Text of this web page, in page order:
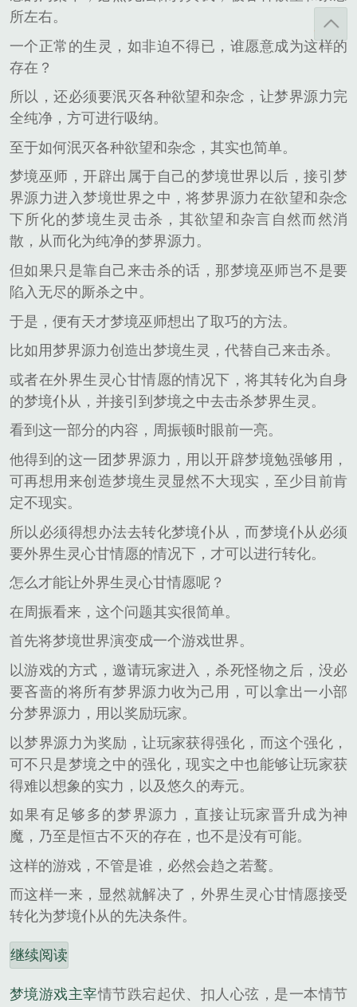
所左右。
一个正常的生灵，如非迫不得已，谁愿意成为这样的
存在？
所以，还必须要泯灭各种欲望和杂念，让梦界源力完
全纯净，方可进行吸纳。
至于如何泯灭各种欲望和杂念，其实也简单。
梦境巫师，开辟出属于自己的梦境世界以后，接引梦
界源力进入梦境世界之中，将梦界源力在欲望和杂念
下所化的梦境生灵击杀，其欲望和杂言自然而然消
散，从而化为纯净的梦界源力。
但如果只是靠自己来击杀的话，那梦境巫师岂不是要
陷入无尽的厮杀之中。
于是，便有天才梦境巫师想出了取巧的方法。
比如用梦界源力创造出梦境生灵，代替自己来击杀。
或者在外界生灵心甘情愿的情况下，将其转化为自身
的梦境仆从，并接引到梦境之中去击杀梦界生灵。
看到这一部分的内容，周振顿时眼前一亮。
他得到的这一团梦界源力，用以开辟梦境勉强够用，
可再想用来创造梦境生灵显然不大现实，至少目前肯
定不现实。
所以必须得想办法去转化梦境仆从，而梦境仆从必须
要外界生灵心甘情愿的情况下，才可以进行转化。
怎么才能让外界生灵心甘情愿呢？
在周振看来，这个问题其实很简单。
首先将梦境世界演变成一个游戏世界。
以游戏的方式，邀请玩家进入，杀死怪物之后，没必
要吝啬的将所有梦界源力收为己用，可以拿出一小部
分梦界源力，用以奖励玩家。
以梦界源力为奖励，让玩家获得强化，而这个强化，
可不只是梦境之中的强化，现实之中也能够让玩家获
得难以想象的实力，以及悠久的寿元。
如果有足够多的梦界源力，直接让玩家晋升成为神
魔，乃至是恒古不灭的存在，也不是没有可能。
这样的游戏，不管是谁，必然会趋之若鹜。
而这样一来，显然就解决了，外界生灵心甘情愿接受
转化为梦境仆从的先决条件。
继续阅读
梦境游戏主宰情节跌宕起伏、扣人心弦，是一本情节